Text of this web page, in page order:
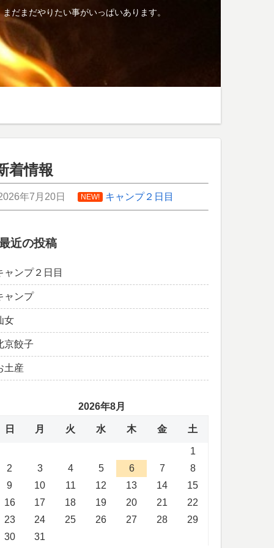
だまだやりたい事がいっぱいあります。
着情報
年7月20日 NEW! キャンプ２日目
近の投稿
ャンプ２日目
ャンプ
女
京餃子
土産
2026年8月
日 月 火 水 木 金 土
1
2
3 4 5 6 7
8
9
10 11 12 13 14
15
16
17 18 19 20 21
22
23
24 25 26 27 28
29
30
31